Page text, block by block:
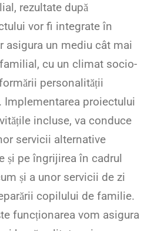
rezultate după
vor fi integrate în
asigura un mediu cât mai
cu un climat socio-
personalității
proiectului
incluse, va conduce
servicii alternative
și pe îngrijirea în cadrul
și a unor servicii de zi
copilului de familie.
funcționarea vom asigura